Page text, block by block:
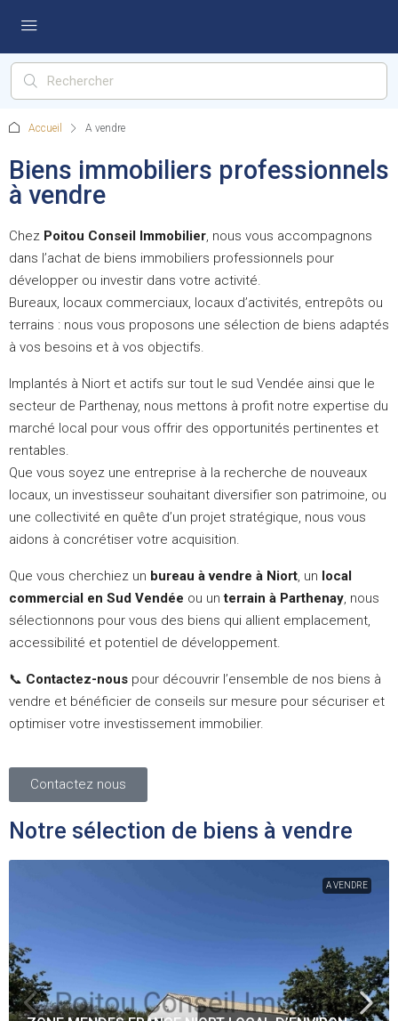
Accueil A vendre
Biens immobiliers professionnels
à vendre
Chez Poitou Conseil Immobilier, nous vous accompagnons
dans l’achat de biens immobiliers professionnels pour
développer ou investir dans votre activité.
Bureaux, locaux commerciaux, locaux d’activités, entrepôts ou
terrains : nous vous proposons une sélection de biens adaptés
à vos besoins et à vos objectifs.
Implantés à Niort et actifs sur tout le sud Vendée ainsi que le
secteur de Parthenay, nous mettons à profit notre expertise du
marché local pour vous offrir des opportunités pertinentes et
rentables.
Que vous soyez une entreprise à la recherche de nouveaux
locaux, un investisseur souhaitant diversifier son patrimoine, ou
une collectivité en quête d’un projet stratégique, nous vous
aidons à concrétiser votre acquisition.
Que vous cherchiez un bureau à vendre à Niort, un local
commercial en Sud Vendée ou unterrain à Parthenay, nous
sélectionnons pour vous des biens qui allient emplacement,
accessibilité et potentiel de développement.
📞 Contactez-nous pour découvrir l’ensemble de nos biens à
vendre et bénéficier de conseils sur mesure pour sécuriser et
optimiser votre investissement immobilier.
Contactez nous
Notre sélection de biens à vendre
A VENDRE